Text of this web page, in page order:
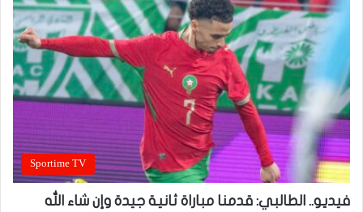
Sportime TV
فيديو.. الطالبي: قدمنا مباراة ثانية جيدة وإن شاء الله